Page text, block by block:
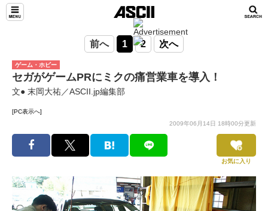
前へ 1 2 次へ
ゲーム・ホビー
セガがゲームPRにミクの痛営業車を導入！
文● 末岡大祐／ASCII.jp編集部
[PC表示へ]
2009年06月14日 18時00分更新
お気に入り